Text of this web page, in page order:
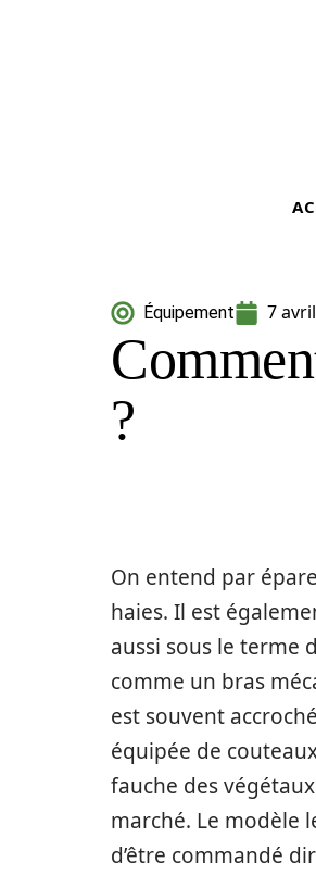
Équipement 7
?
On entend par
haies. Il est
aussi sous le terme
comme un bras
est souvent
équipée de
fauche des
marché. Le modèle
d’être commandé